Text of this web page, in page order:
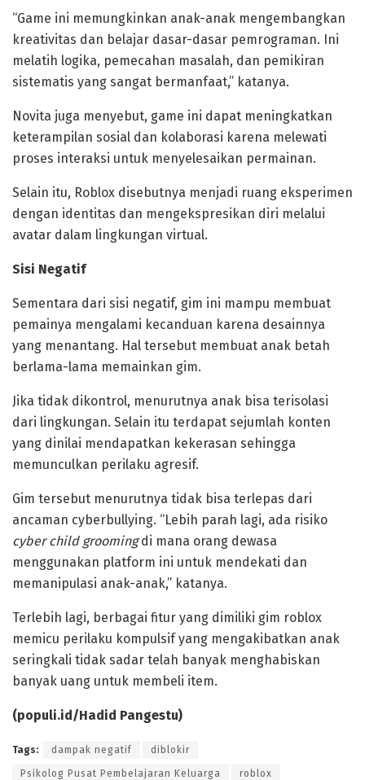
“Game ini memungkinkan anak-anak mengembangkan
kreativitas dan belajar dasar-dasar pemrograman. Ini
melatih logika, pemecahan masalah, dan pemikiran
sistematis yang sangat bermanfaat,” katanya.
Novita juga menyebut, game ini dapat meningkatkan
keterampilan sosial dan kolaborasi karena melewati
proses interaksi untuk menyelesaikan permainan.
Selain itu, Roblox disebutnya menjadi ruang eksperimen
dengan identitas dan mengekspresikan diri melalui
avatar dalam lingkungan virtual.
Sisi Negatif
Sementara dari sisi negatif, gim ini mampu membuat
pemainya mengalami kecanduan karena desainnya
yang menantang. Hal tersebut membuat anak betah
berlama-lama memainkan gim.
Jika tidak dikontrol, menurutnya anak bisa terisolasi
dari lingkungan. Selain itu terdapat sejumlah konten
yang dinilai mendapatkan kekerasan sehingga
memunculkan perilaku agresif.
Gim tersebut menurutnya tidak bisa terlepas dari
ancaman cyberbullying. “Lebih parah lagi, ada risiko
cyber child groomingdi mana orang dewasa
menggunakan platform ini untuk mendekati dan
memanipulasi anak-anak,” katanya.
Terlebih lagi, berbagai fitur yang dimiliki gim roblox
memicu perilaku kompulsif yang mengakibatkan anak
seringkali tidak sadar telah banyak menghabiskan
banyak uang untuk membeli item.
(populi.id/Hadid Pangestu)
Tags: dampak negatif diblokir
Psikolog Pusat Pembelajaran Keluarga roblox